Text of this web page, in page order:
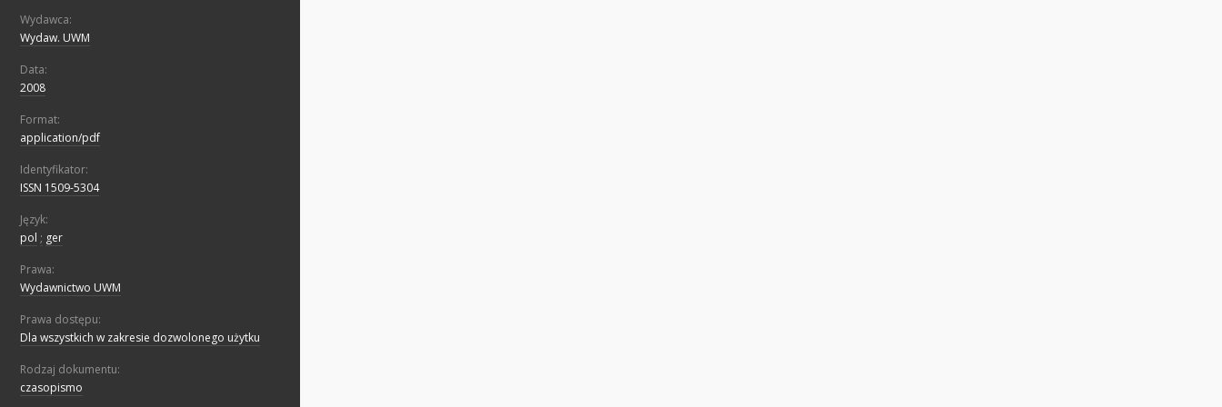
Wydawca:
Wydaw. UWM
Data:
2008
Format:
application/pdf
Identyfikator:
ISSN 1509-5304
Język:
pol ; ger
Prawa:
Wydawnictwo UWM
Prawa dostępu:
Dla wszystkich w zakresie dozwolonego użytku
Rodzaj dokumentu:
czasopismo